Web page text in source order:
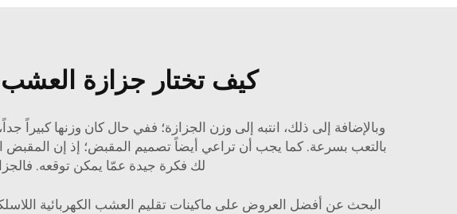
كيف تختار جزازة العشب
وبالإضافة إلى ذلك، انتبه إلى وزن الجزازة؛ ففي حال كان وزنها
بالتعب بسرعة. كما يجب أن تراعي أيضاً تصميم المقبض؛ إذ إن المقبض
لك فكرة جيدة عمّا يمكن توقعه.
البحث عن أفضل العروض على ماكينات تقليم العشب الكهربائية